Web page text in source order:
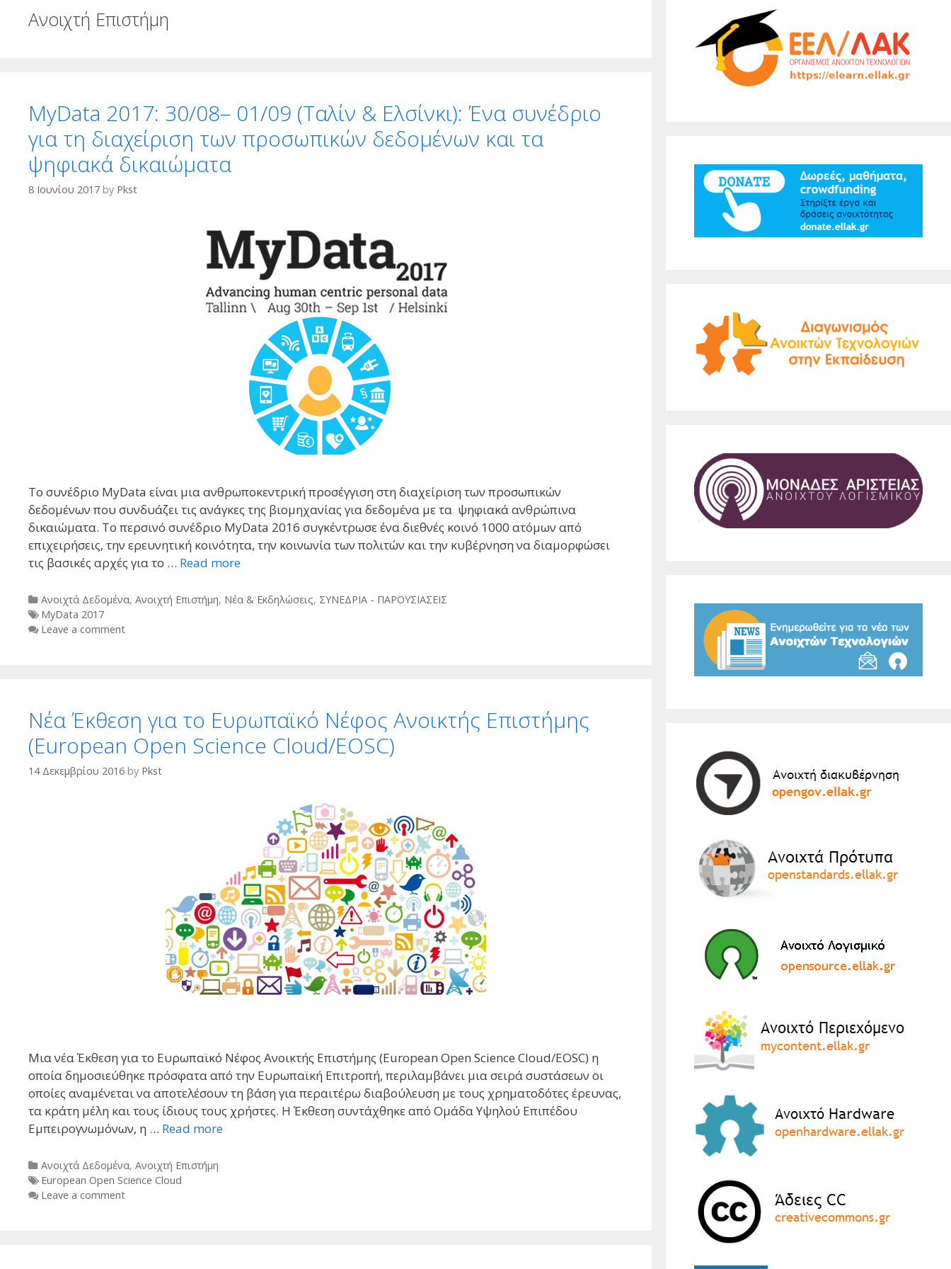
Ανοιχτή Επιστήμη
MyData 2017: 30/08– 01/09 (Ταλίν & Ελσίνκι): Ένα συνέδριο
για τη διαχείριση των προσωπικών δεδομένων και τα
ψηφιακά δικαιώματα
8 Ιουνίου 2017 by Pkst
Το συνέδριο MyData είναι μια ανθρωποκεντρική προσέγγιση στη διαχείριση των προσωπικών
δεδομένων που συνδυάζει τις ανάγκες της βιομηχανίας για δεδομένα με τα ψηφιακά ανθρώπινα
δικαιώματα. Το περσινό συνέδριο MyData 2016 συγκέντρωσε ένα διεθνές κοινό 1000 ατόμων από
επιχειρήσεις, την ερευνητική κοινότητα, την κοινωνία των πολιτών και την κυβέρνηση να διαμορφώσει
τις βασικές αρχές για το … Read more
Categories
Ανοιχτά Δεδομένα, Ανοιχτή Επιστήμη, Νέα & Εκδηλώσεις, ΣΥΝΕΔΡΙΑ - ΠΑΡΟΥΣΙΑΣΕΙΣ
Tags
MyData 2017
Leave a comment
Νέα Έκθεση για το Ευρωπαϊκό Νέφος Ανοικτής Επιστήμης
(European Open Science Cloud/EOSC)
14 Δεκεμβρίου 2016 by Pkst
Μια νέα Έκθεση για το Ευρωπαϊκό Νέφος Ανοικτής Επιστήμης (European Open Science Cloud/EOSC) η
οποία δημοσιεύθηκε πρόσφατα από την Ευρωπαϊκή Επιτροπή, περιλαμβάνει μια σειρά συστάσεων οι
οποίες αναμένεται να αποτελέσουν τη βάση για περαιτέρω διαβούλευση με τους χρηματοδότες έρευνας,
τα κράτη μέλη και τους ίδιους τους χρήστες. Η Έκθεση συντάχθηκε από Ομάδα Υψηλού Επιπέδου
Εμπειρογνωμόνων, η … Read more
Categories
Ανοιχτά Δεδομένα, Ανοιχτή Επιστήμη
Tags
European Open Science Cloud
Leave a comment